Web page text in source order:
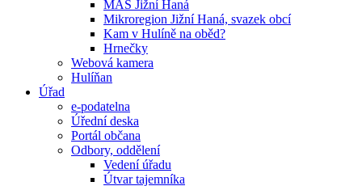
MAS Jižní Haná
Mikroregion Jižní Haná, svazek obcí
Kam v Hulíně na oběd?
Hrnečky
Webová kamera
Hulíňan
Úřad
e-podatelna
Úřední deska
Portál občana
Odbory, oddělení
Vedení úřadu
Útvar tajemníka